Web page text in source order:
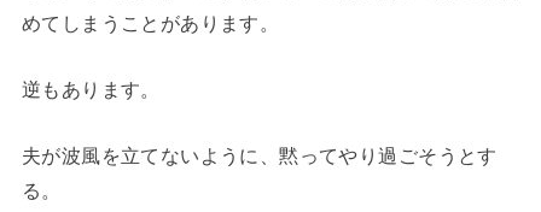
めてしまうことがあります。
逆もあります。
夫が波風を立てないように、黙ってやり過ごそうとす
る。